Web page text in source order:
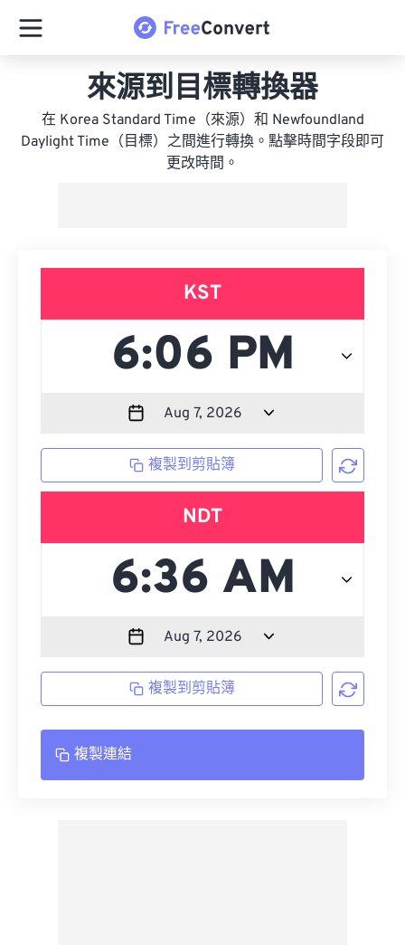
來源到目標轉換器
在 Korea Standard Time（來源）和 Newfoundland
Daylight Time（目標）之間進行轉換。點擊時間字段即可
更改時間。
KST
複製到剪貼簿
NDT
複製到剪貼簿
複製連結